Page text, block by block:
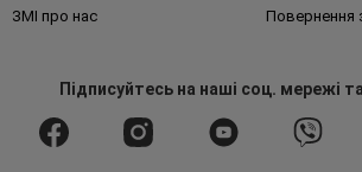
ЗМІ про нас Повернення
Підписуйтесьна наші соц. мережі